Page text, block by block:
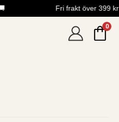
Fri frakt över 399 kr
0